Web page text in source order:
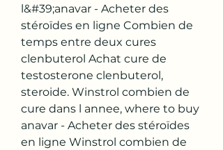
l&#39;anavar - Acheter des
stéroïdes en ligne Combien de
temps entre deux cures
clenbuterol Achat cure de
testosterone clenbuterol,
steroide. Winstrol combien de
cure dans l annee, where to buy
anavar - Acheter des stéroïdes
en ligne Winstrol combien de